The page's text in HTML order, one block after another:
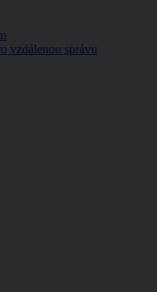
vzdálenou správu